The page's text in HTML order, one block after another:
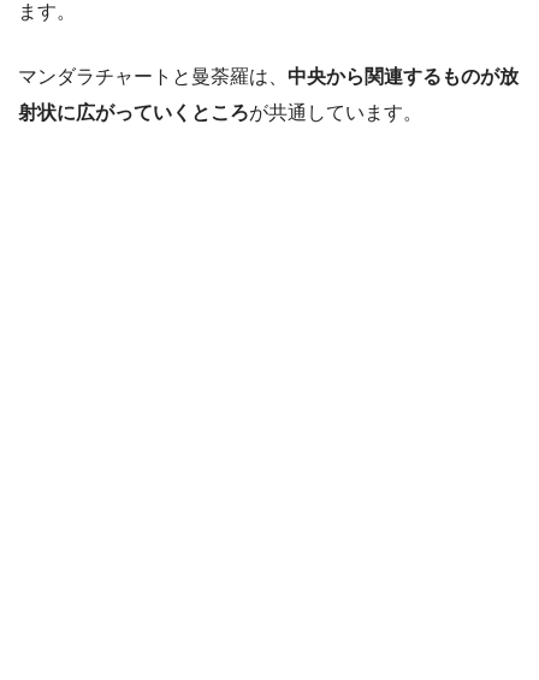
ます。
マンダラチャートと曼荼羅は、 中央から関連するものが放
射状に広がっていくところが共通しています。